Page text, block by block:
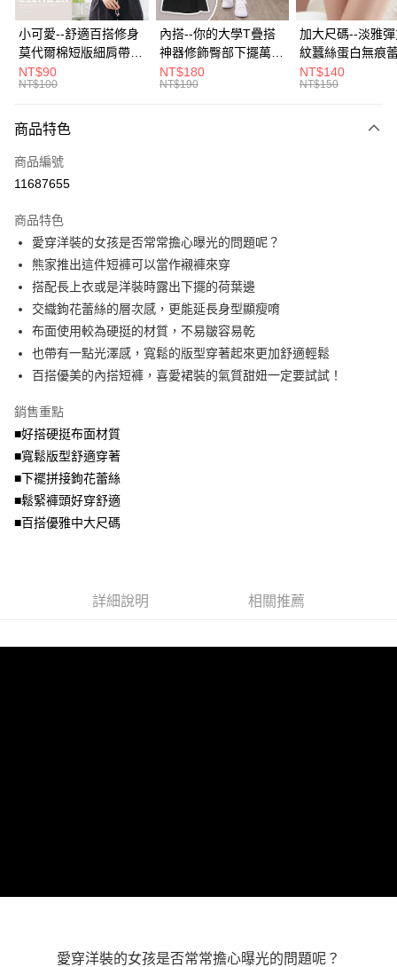
悠遊付
Google Pay
大哥付你分期
【大哥付你分期使用說明】
2.付款方式選擇「大哥付你分期」，訂單成立後會自動跳轉到大哥付的交易
流程，驗證手機門號後，選擇欲分期的期數、繳款截止日，確認付款後即完
3.實際核准額度、可分期數及費用金額請依後續交易確認頁面所載為準。
4.訂單成立30分鐘內，如未前往確認交易或遇審核未通過，訂單將自動取
消。如遇「轉專審核」未通過狀況，表示未達大哥付你分期系統評分，恕無
法說明評估內容。
1.分期款項不併入電信帳單，「大哥付你分期」於每月結算日後寄送繳費提
醒簡訊。
2.透過簡訊連結打開帳單後，可選擇「超商條碼／台灣大直營門市／銀行轉
帳／街口支付／iPASS MONEY」等通路繳費。
【注意事項】
用戶於交易時，得透過本服務購買商品或服務，並由商店將買賣／分期付款
買賣價金債權讓與本公司後，依約使用本公司帳單繳交帳款。
2.基於同意付款使用「大哥付你分期」之契約關係目的，商店將以您的個人
資料（包含姓名、電話或地址）提供予台灣大哥大進項蒐集、處理及利用，
3.完整用戶服務條款，請詳閱以下連結：
運送方式
全家取貨付款
每筆NT$70，滿NT$699(含以上)免運費
付款後全家取貨
7-11取貨付款
每筆NT$70，滿NT$799(含以上)免運費
每筆NT$70，滿NT$699(含以上)免運費
每筆NT$100，滿NT$1,000(含以上)免運費
小可愛--舒適百搭修身
莫代爾棉短版細肩帶素
色背心(白.黑.灰L-2L)-
U582眼圈熊中大尺碼
NT$90
NT$100
內搭--你的大學T疊搭
神器修飾臀部下擺萬用
內搭裙/遮臀裙(黑2L-
6L)-Q155眼圈熊中大
NT$180
NT$190
加大尺碼--淡雅
紋蠶絲蛋白無痕
角內褲(白.粉.藍.
3L)-L28眼圈熊中
NT$140
NT$150
商品特色
商品編號
11687655
商品特色
愛穿洋裝的女孩是否常常擔心曝光的問題呢？
熊家推出這件短褲可以當作襯褲來穿
搭配長上衣或是洋裝時露出下擺的荷葉邊
交織鉤花蕾絲的層次感，更能延長身型顯瘦唷
布面使用較為硬挺的材質，不易皺容易乾
也帶有一點光澤感，寬鬆的版型穿著起來更加舒適輕鬆
百搭優美的內搭短褲，喜愛裙裝的氣質甜妞一定要試試！
銷售重點
■好搭硬挺布面材質
■寬鬆版型舒適穿著
■下襬拼接鉤花蕾絲
■鬆緊褲頭好穿舒適
■百搭優雅中大尺碼
詳細說明 相關推薦
愛穿洋裝的女孩是否常常擔心曝光的問題呢？